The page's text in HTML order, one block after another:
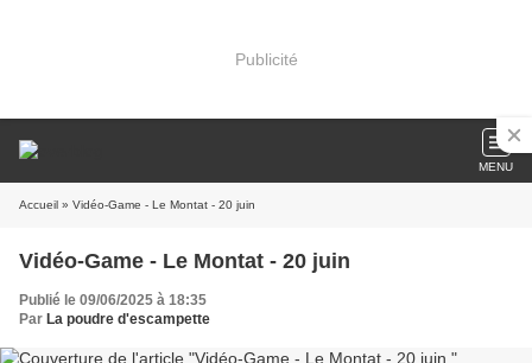
Publicité
MENU
Accueil » Vidéo-Game - Le Montat - 20 juin
Vidéo-Game - Le Montat - 20 juin
Publié le 09/06/2025 à 18:35
Par La poudre d'escampette